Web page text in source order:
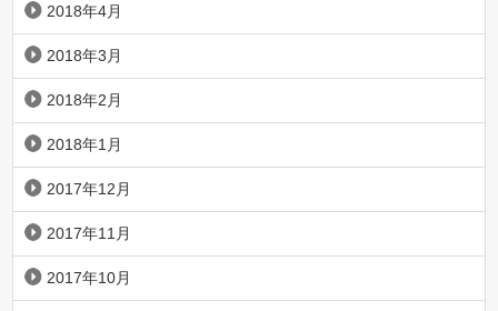
2018年4月
2018年3月
2018年2月
2018年1月
2017年12月
2017年11月
2017年10月